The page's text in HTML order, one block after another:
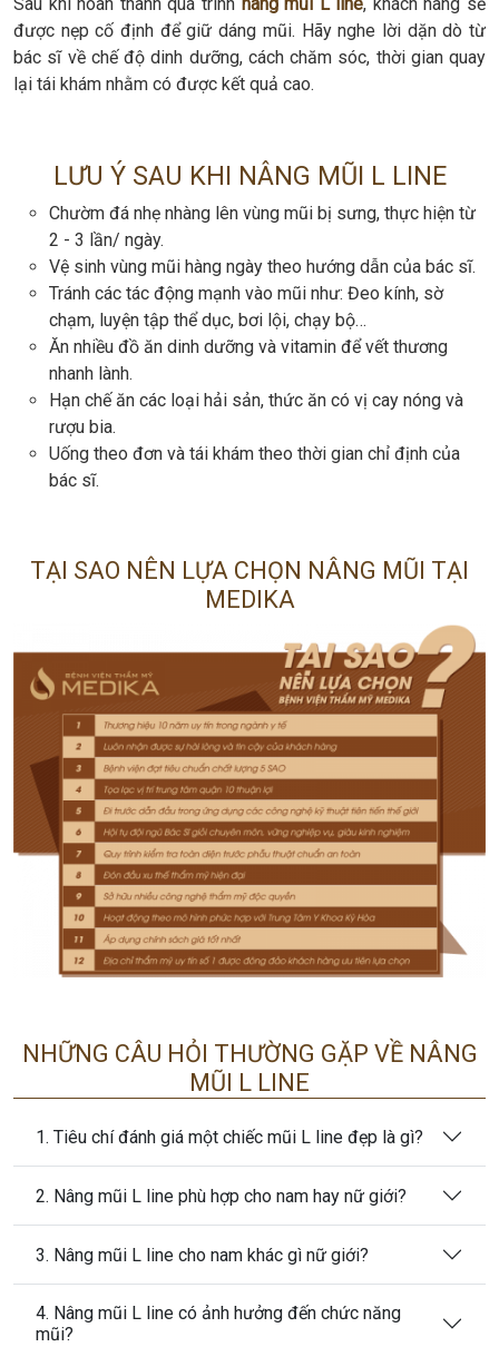
Sau khi hoàn thành quá trình nâng mũi L line, khách hàng sẽ
được nẹp cố định để giữ dáng mũi. Hãy nghe lời dặn dò từ
bác sĩ về chế độ dinh dưỡng, cách chăm sóc, thời gian quay
lại tái khám nhằm có được kết quả cao.
LƯU Ý SAU KHI NÂNG MŨI L LINE
Chườm đá nhẹ nhàng lên vùng mũi bị sưng, thực hiện từ
2 - 3 lần/ ngày.
Vệ sinh vùng mũi hàng ngày theo hướng dẫn của bác sĩ.
Tránh các tác động mạnh vào mũi như: Đeo kính, sờ
chạm, luyện tập thể dục, bơi lội, chạy bộ…
Ăn nhiều đồ ăn dinh dưỡng và vitamin để vết thương
nhanh lành.
Hạn chế ăn các loại hải sản, thức ăn có vị cay nóng và
rượu bia.
Uống theo đơn và tái khám theo thời gian chỉ định của
bác sĩ.
TẠI SAO NÊN LỰA CHỌN NÂNG MŨI TẠI
MEDIKA
NHỮNG CÂU HỎI THƯỜNG GẶP VỀ NÂNG
MŨI L LINE
1. Tiêu chí đánh giá một chiếc mũi L line đẹp là gì?
2. Nâng mũi L line phù hợp cho nam hay nữ giới?
3. Nâng mũi L line cho nam khác gì nữ giới?
4. Nâng mũi L line có ảnh hưởng đến chức năng
mũi?